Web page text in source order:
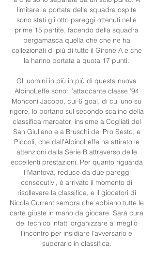
limitare la portata della squadra ospite
sono stati gli otto pareggi ottenuti nelle
prime 15 partite, facendo della squadra
bergamasca quella che che ne ha
collezionati di più di tutto il Girone A e che
la hanno portata a quota 17 punti.
Gli uomini in più in più di questa nuova
AlbinoLeffe sono: l’attaccante classe ’94
Monconi Jacopo, cui 6 goal, di cui uno su
rigore, lo portano sul secondo scalino della
classifica marcatori insieme a Cogliati del
San Giuliano e a Bruschi del Pro Sesto; e
Piccoli, che dall’AlbinoLeffe ha attirato le
attenzioni dalla Serie B attraverso delle
eccellenti prestazioni. Per quanto riguarda
il Mantova, reduce da due pareggi
consecutivi, è arrivato il momento di
risollevare la classifica, e il giocatori di
Nicola Current sembra che abbiano tutte le
carte giuste in mano da giocare. Sarà cura
del tecnico infatti organizzare al meglio
l’incontro per insidiare l’avversario e
superarlo in classifica.